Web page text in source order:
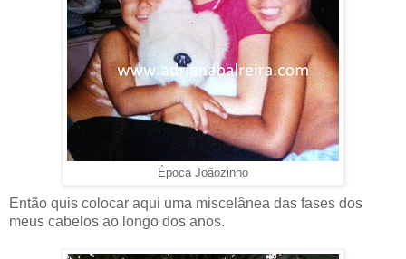
Época Joãozinho
Então quis colocar aqui uma miscelânea das fases dos
meus cabelos ao longo dos anos.